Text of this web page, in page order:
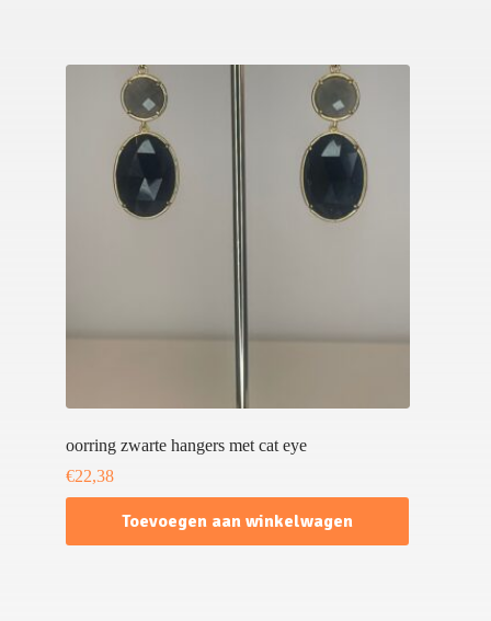
oorring zwarte hangers met cat eye
€22,38
Toevoegen aan winkelwagen